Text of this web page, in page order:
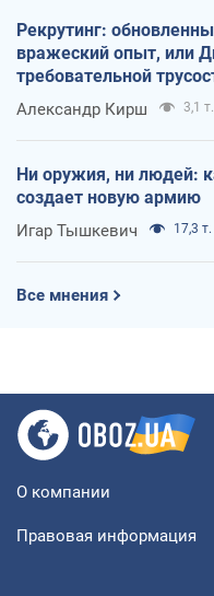
Рекрутинг:
вражеский опыт, или
требовательной
Александр Кирш 3,1 т.
Ни оружия, ни людей:
создает новую армию
Игар Тышкевич 17,3 т.
Все мнения
О компании
Правовая информация